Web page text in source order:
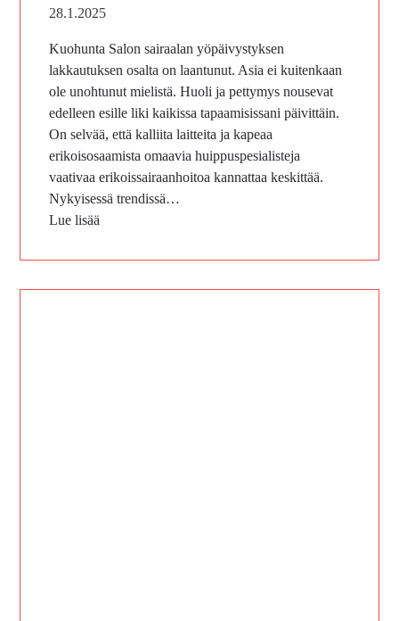
28.1.2025
Kuohunta Salon sairaalan yöpäivystyksen
lakkautuksen osalta on laantunut. Asia ei kuitenkaan
ole unohtunut mielistä. Huoli ja pettymys nousevat
edelleen esille liki kaikissa tapaamisissani päivittäin.
On selvää, että kalliita laitteita ja kapeaa
erikoisosaamista omaavia huippuspesialisteja
vaativaa erikoissairaanhoitoa kannattaa keskittää.
Nykyisessä trendissä…
Lue lisää